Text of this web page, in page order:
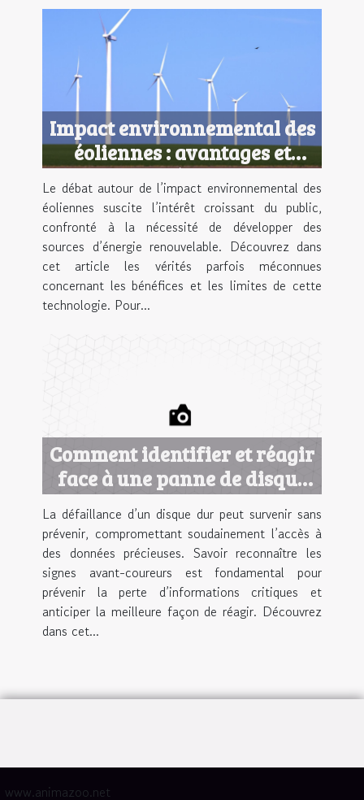
Impact environnemental des
éoliennes : avantages et
inconvénients ?
Le débat autour de l’impact environnemental des
éoliennes suscite l’intérêt croissant du public,
confronté à la nécessité de développer des
sources d’énergie renouvelable. Découvrez dans
cet article les vérités parfois méconnues
concernant les bénéfices et les limites de cette
technologie. Pour...
Comment identifier et réagir
face à une panne de disque
dur ?
La défaillance d’un disque dur peut survenir sans
prévenir, compromettant soudainement l’accès à
des données précieuses. Savoir reconnaître les
signes avant-coureurs est fondamental pour
prévenir la perte d’informations critiques et
anticiper la meilleure façon de réagir. Découvrez
dans cet...
www.animazoo.net